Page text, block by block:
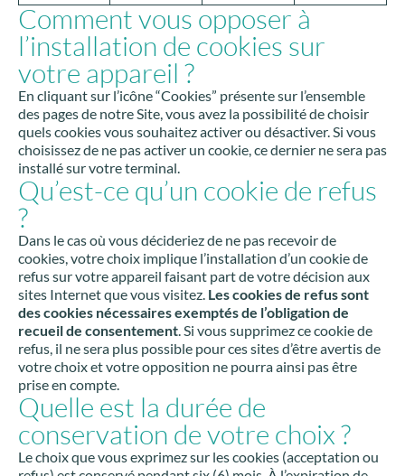
Comment vous opposer à
l’installation de cookies sur
votre appareil ?
En cliquant sur l’icône “Cookies” présente sur l’ensemble
des pages de notre Site, vous avez la possibilité de choisir
quels cookies vous souhaitez activer ou désactiver. Si vous
choisissez de ne pas activer un cookie, ce dernier ne sera pas
installé sur votre terminal.
Qu’est-ce qu’un cookie de refus
?
Dans le cas où vous décideriez de ne pas recevoir de
cookies, votre choix implique l’installation d’un cookie de
refus sur votre appareil faisant part de votre décision aux
sites Internet que vous visitez. Les cookies de refus sont
des cookies nécessaires exemptés de l’obligation de
recueil de consentement. Si vous supprimez ce cookie de
refus, il ne sera plus possible pour ces sites d’être avertis de
votre choix et votre opposition ne pourra ainsi pas être
prise en compte.
Quelle est la durée de
conservation de votre choix ?
Le choix que vous exprimez sur les cookies (acceptation ou